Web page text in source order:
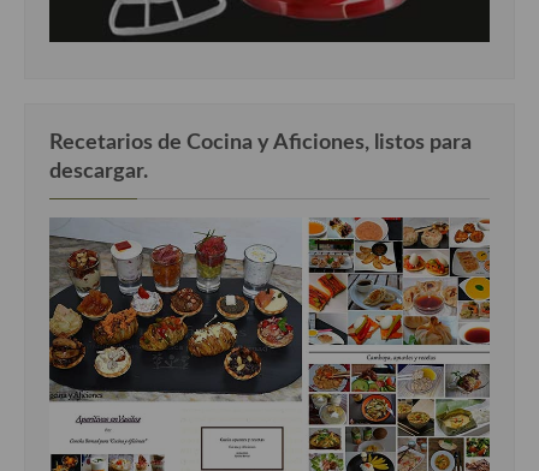
Recetarios de Cocina y Aficiones, listos para
descargar.